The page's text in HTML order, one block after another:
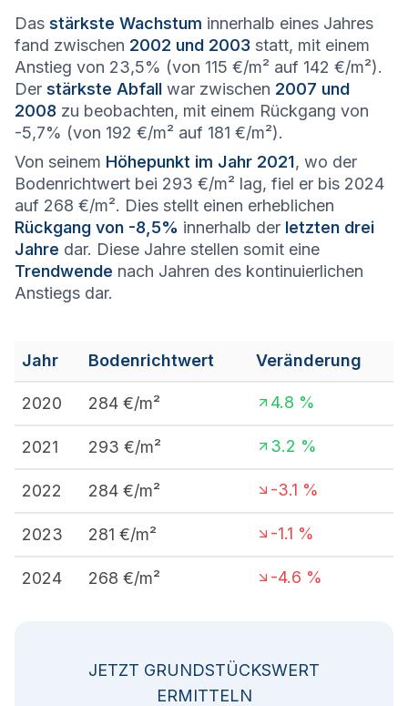
Das stärkste Wachstum innerhalb eines Jahres
fand zwischen 2002 und 2003 statt, mit einem
Anstieg von 23,5% (von 115 €/m² auf 142 €/m²).
Der stärkste Abfall war zwischen 2007 und
2008 zu beobachten, mit einem Rückgang von
-5,7% (von 192 €/m² auf 181 €/m²).
Von seinem Höhepunkt im Jahr 2021, wo der
Bodenrichtwert bei 293 €/m² lag, fiel er bis 2024
auf 268 €/m². Dies stellt einen erheblichen
Rückgang von -8,5% innerhalb der letzten drei
Jahre dar. Diese Jahre stellen somit eine
Trendwende nach Jahren des kontinuierlichen
Anstiegs dar.
Jahr Bodenrichtwert Veränderung
2020 284 €/m² 4.8 %
2021 293 €/m² 3.2 %
2022 284 €/m² -3.1 %
2023 281 €/m² -1.1 %
2024 268 €/m² -4.6 %
JETZT GRUNDSTÜCKSWERT
ERMITTELN